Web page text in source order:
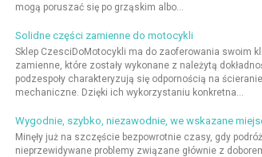
mogą poruszać się po grząskim albo...
Solidne części zamienne do motocykli
Sklep CzesciDoMotocykli ma do zaoferowania swoim
zamienne, które zostały wykonane z należytą
podzespoły charakteryzują się odpornością na
mechaniczne. Dzięki ich wykorzystaniu konkretna...
Wygodnie, szybko, niezawodnie, we wskazane
Minęły już na szczęście bezpowrotnie czasy, gdy
nieprzewidywane problemy związane głównie z